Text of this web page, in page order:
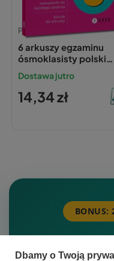
Praca zbiorowa,
6 arkuszy egzaminu
ósmoklasisty polski
2026 GREG
Dostawa jutro
14,34 zł
BONUS:
Chcesz
Dbamy o Twoją